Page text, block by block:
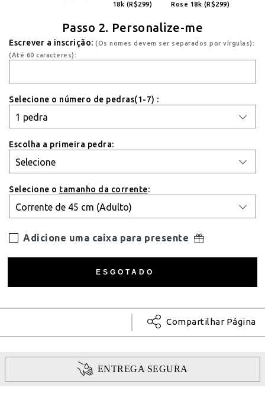
18k (R$299)
Rose 18k (R$299)
Passo 2. Personalize-me
Escrever a inscrição: (Os nomes devem ser separados por vírgulas):
(Até 60 caracteres):
Selecione o número de pedras(1-7) :
Escolha a primeira pedra:
Selecione o tamanho da corrente:
Adicione uma caixa para presente
Compartilhar Página
ENTREGA SEGURA